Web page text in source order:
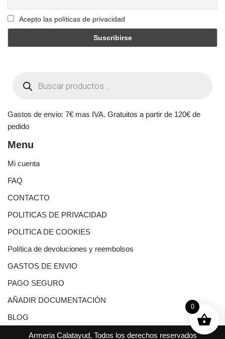
Acepto las políticas de privacidad
Gastos de envio: 7€ mas IVA. Gratuitos a partir de 120€ de
pedido
Menu
Mi cuenta
FAQ
CONTACTO
POLITICAS DE PRIVACIDAD
POLITICA DE COOKIES
Política de devoluciones y reembolsos
GASTOS DE ENVIO
PAGO SEGURO
AÑADIR DOCUMENTACIÓN
BLOG
Armeria Calatayud, Todos los derechos reservados
0